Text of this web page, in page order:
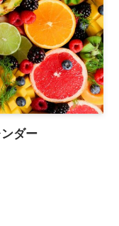
ダー